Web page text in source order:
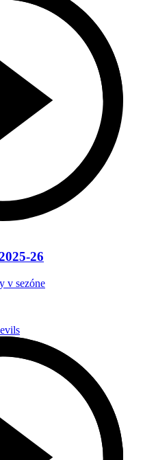
26
v sezóne